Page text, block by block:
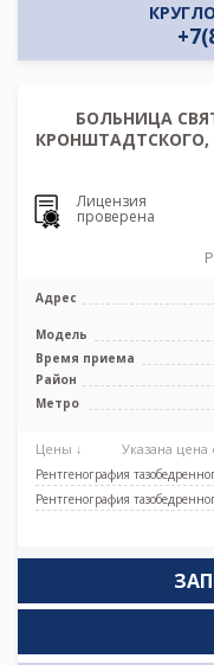
БОЛЬНИЦА
КРОНШТАДТСКОГО,
Лицензия
проверена
Адрес
Модель
Время приема
Район
Метро
Цены ↓ Указана цена
Рентгенография
Рентгенография